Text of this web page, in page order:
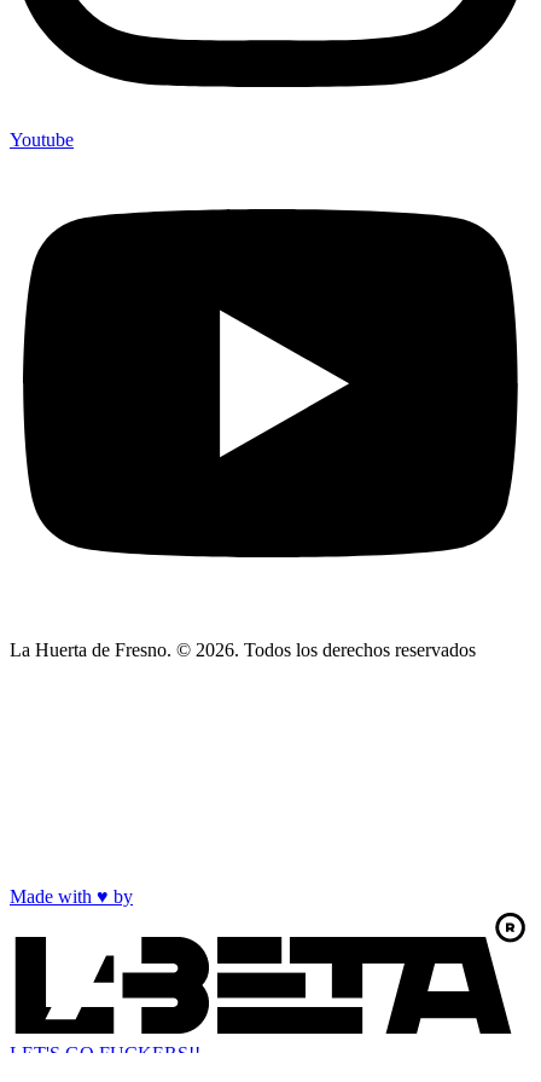
Youtube
La Huerta de Fresno. © 2026. Todos los derechos reservados
Made with ♥ by
LET'S GO FUCKERS!!